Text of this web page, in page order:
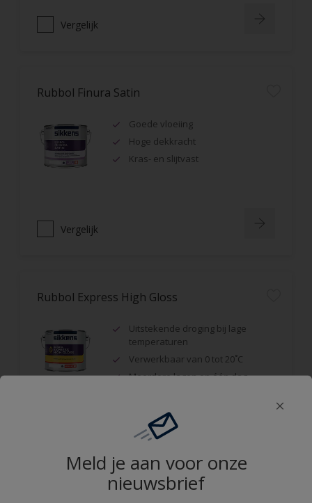
Vergelijk
Rubbol Finura Satin
Goede vloeiing
Hoge dekkracht
Kras- en slijtvast
Vergelijk
Rubbol Express High Gloss
Uitstekende droging bij lage
temperaturen
Verwerkbaar van 0 tot 20˚C
Meerdere lagen op één dag
Meld je aan voor onze
nieuwsbrief